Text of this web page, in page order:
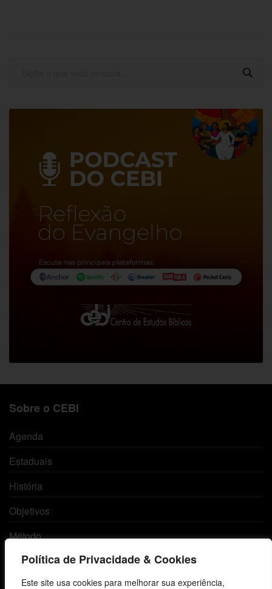
Política de Privacidade & Cookies
Este site usa cookies para melhorar sua experiência,
Sobre o CEBI
Agenda
Estaduais
História
Objetivos
Método
Política de Privacidade